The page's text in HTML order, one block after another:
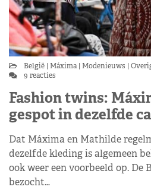
België Máxima Modenieuws
9 reacties
Fashion twins:
gespot in dezelfde
Dat Máxima en Mathilde
dezelfde kleding is algemeen
ook weer een voorbeeld op. De
bezocht…